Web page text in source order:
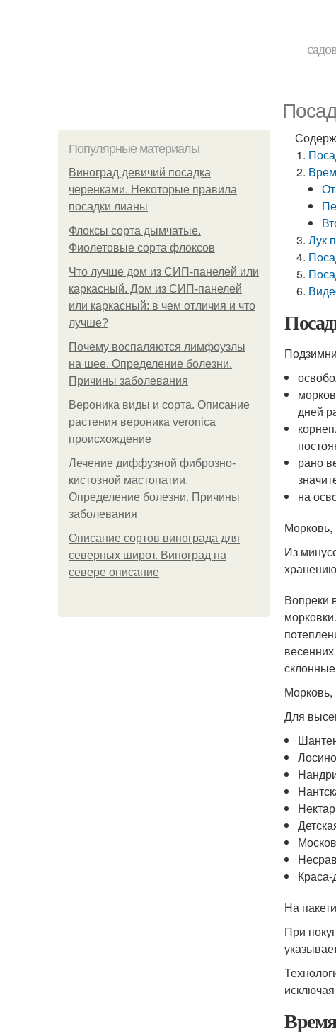
Популярные материалы
Виноград девичий посадка
черенками. Некоторые правила
посадки лианы
Флоксы сорта дымчатые.
Фиолетовые сорта флоксов
Что лучше дом из СИП-панелей или
каркасный. Дом из СИП-панелей
или каркасный: в чем отличия и что
лучше?
Почему воспаляются лимфоузлы
на шее. Определение болезни.
Причины заболевания
Вероника виды и сорта. Описание
растения вероника veronica
происхождение
Лечение диффузной фиброзно-
кистозной мастопатии.
Определение болезни. Причины
заболевания
Описание сортов винограда для
северных широт. Виноград на
севере описание
Лук
дней
рано
на
Морковь,
Из
Вопреки
Морковь,
Для
На
При